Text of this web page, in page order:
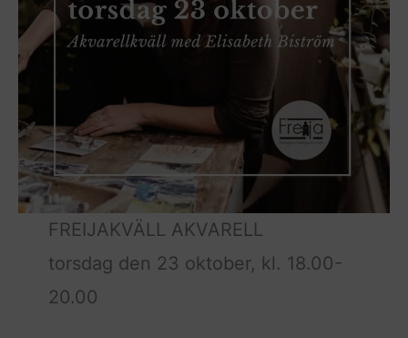
FREIJAKVÄLL AKVARELL
torsdag den 23 oktober, kl. 18.00-
20.00